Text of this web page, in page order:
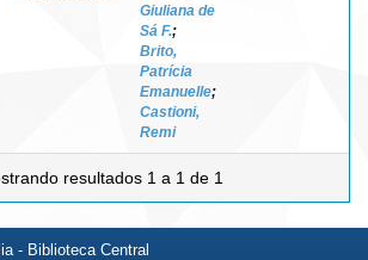
Giuliana de
Sá F.;
Brito,
Patrícia
Emanuelle;
Castioni,
Remi
resultados 1 a 1 de 1
- Biblioteca Central